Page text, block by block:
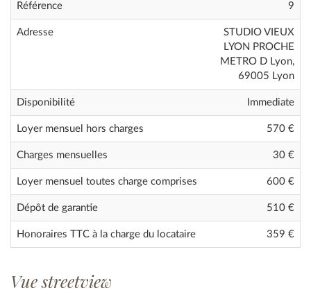
Référence 9
Adresse
STUDIO VIEUX
LYON PROCHE
METRO D Lyon,
69005 Lyon
Disponibilité Immediate
Loyer mensuel hors charges 570 €
Charges mensuelles 30 €
Loyer mensuel toutes charge comprises 600 €
Dépôt de garantie 510 €
Honoraires TTC à la charge du locataire 359 €
Vue streetview